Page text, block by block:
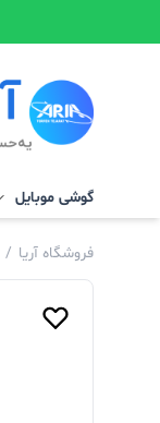
گوشی موبایل
فروشگاه آریا /